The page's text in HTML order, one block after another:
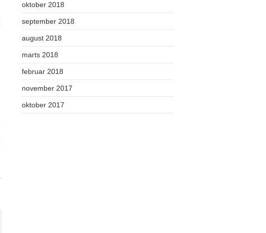
oktober 2018
september 2018
august 2018
marts 2018
februar 2018
november 2017
oktober 2017